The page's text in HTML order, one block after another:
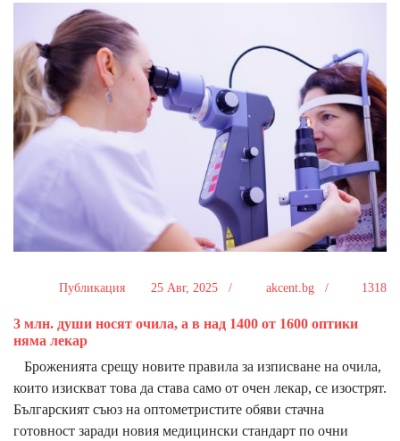
Публикация 25 Авг, 2025 / akcent.bg / 1318
3 млн. души носят очила, а в над 1400 от 1600 оптики
няма лекар
Броженията срещу новите правила за изписване на очила,
които изискват това да става само от очен лекар, се изострят.
Българският съюз на оптометристите обяви стачна
готовност заради новия медицински стандарт по очни